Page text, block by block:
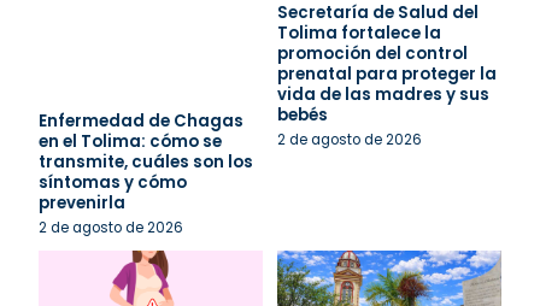
Enfermedad de Chagas
en el Tolima: cómo se
transmite, cuáles son los
síntomas y cómo
prevenirla
2 de agosto de 2026
Secretaría de Salud del
Tolima fortalece la
promoción del control
prenatal para proteger la
vida de las madres y sus
bebés
2 de agosto de 2026